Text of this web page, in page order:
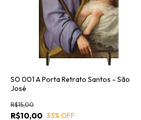
SO 001 A Porta Retrato Santos - São
José
R$10,00
R$15,00
33% OFF